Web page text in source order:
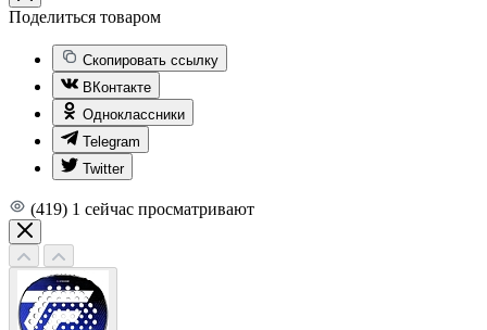
Поделиться товаром
Скопировать ссылку
ВКонтакте
Одноклассники
Telegram
Twitter
(419) 1 сейчас просматривают